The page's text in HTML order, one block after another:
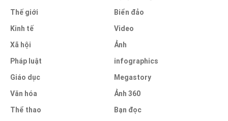
Thế giới
Kinh tế
Xã hội
Pháp luật
Giáo dục
Văn hóa
Thể thao
Biển đảo
Video
Ảnh
infographics
Megastory
Ảnh 360
Bạn đọc